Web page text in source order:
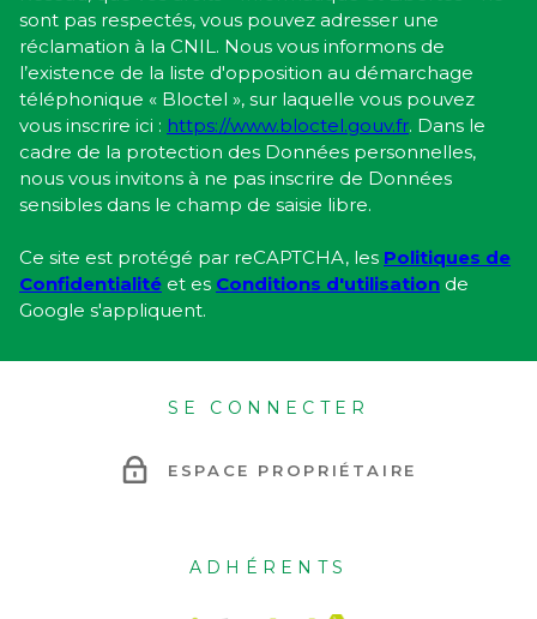
sont pas respectés, vous pouvez adresser une
réclamation à la CNIL. Nous vous informons de
l’existence de la liste d'opposition au démarchage
téléphonique « Bloctel », sur laquelle vous pouvez
vous inscrire ici : https://www.bloctel.gouv.fr. Dans le
cadre de la protection des Données personnelles,
nous vous invitons à ne pas inscrire de Données
sensibles dans le champ de saisie libre.
Ce site est protégé par reCAPTCHA, les Politiques de
Confidentialité et es Conditions d'utilisation de
Google s'appliquent.
SE CONNECTER
ESPACE PROPRIÉTAIRE
ADHÉRENTS